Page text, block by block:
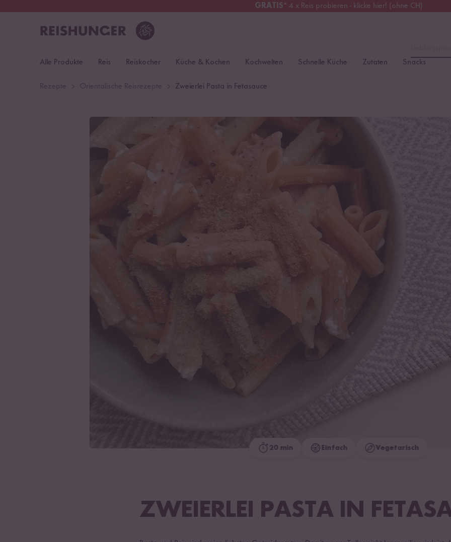
GRATIS* 4 x Reis probieren - klicke hier! (ohne CH)
Alle Zölle & Steuern inklusive
Alle Produkte Reis Reiskocher Küche & Kochen Kochwelten Schnelle Küche Zutaten Snacks
Zweierlei Pasta in Fetasauce
20 min Einfach Vegetarisch
ZWEIERLEI PASTA IN